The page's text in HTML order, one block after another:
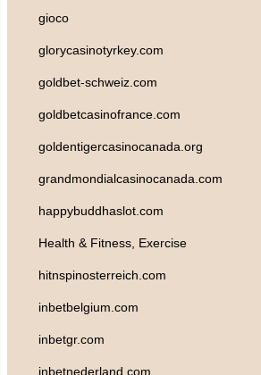
gioco
glorycasinotyrkey.com
goldbet-schweiz.com
goldbetcasinofrance.com
goldentigercasinocanada.org
grandmondialcasinocanada.com
happybuddhaslot.com
Health & Fitness, Exercise
hitnspinosterreich.com
inbetbelgium.com
inbetgr.com
inbetnederland.com